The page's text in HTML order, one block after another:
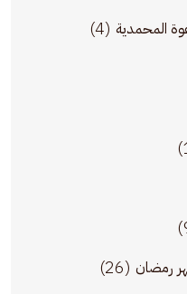
المحمدية (4)
رمضان (26)